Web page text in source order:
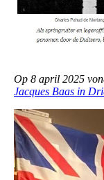
Op 8 april 2025
Jacques Baas in